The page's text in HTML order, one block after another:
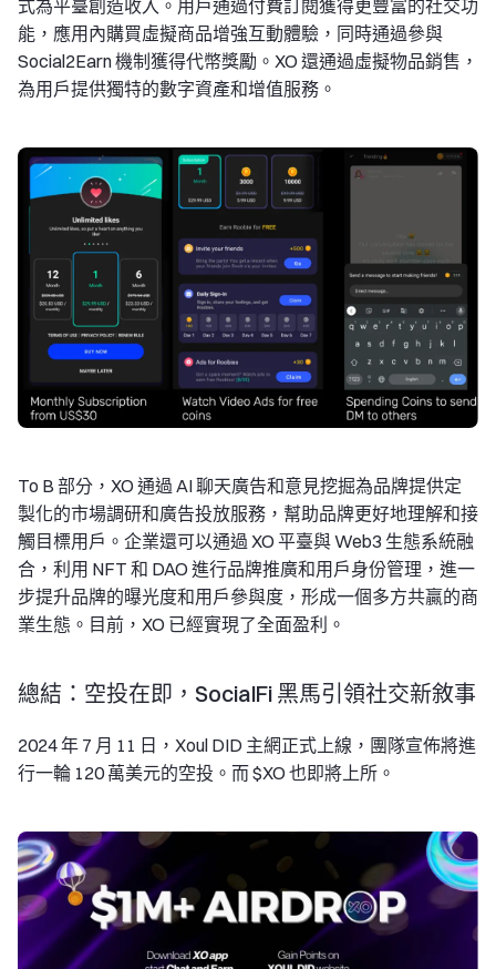
式為平臺創造收入。用戶通過付費訂閱獲得更豐富的社交功
能，應用內購買虛擬商品增強互動體驗，同時通過參與
Social2Earn 機制獲得代幣獎勵。XO 還通過虛擬物品銷售，
為用戶提供獨特的數字資產和增值服務。
To B 部分，XO 通過 AI 聊天廣告和意見挖掘為品牌提供定
製化的市場調研和廣告投放服務，幫助品牌更好地理解和接
觸目標用戶。企業還可以通過 XO 平臺與 Web3 生態系統融
合，利用 NFT 和 DAO 進行品牌推廣和用戶身份管理，進一
步提升品牌的曝光度和用戶參與度，形成一個多方共贏的商
業生態。目前，XO 已經實現了全面盈利。
總結：空投在即，SocialFi 黑馬引領社交新敘事
2024 年 7 月 11 日，Xoul DID 主網正式上線，團隊宣佈將進
行一輪 120 萬美元的空投。而 $XO 也即將上所。